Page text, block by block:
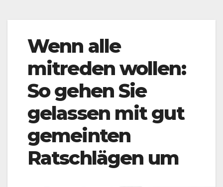
Wenn alle
mitreden wollen:
So gehen Sie
gelassen mit gut
gemeinten
Ratschlägen um